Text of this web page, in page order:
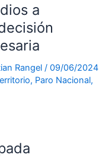
a
Rangel / 09/06/2024
, Paro Nacional,